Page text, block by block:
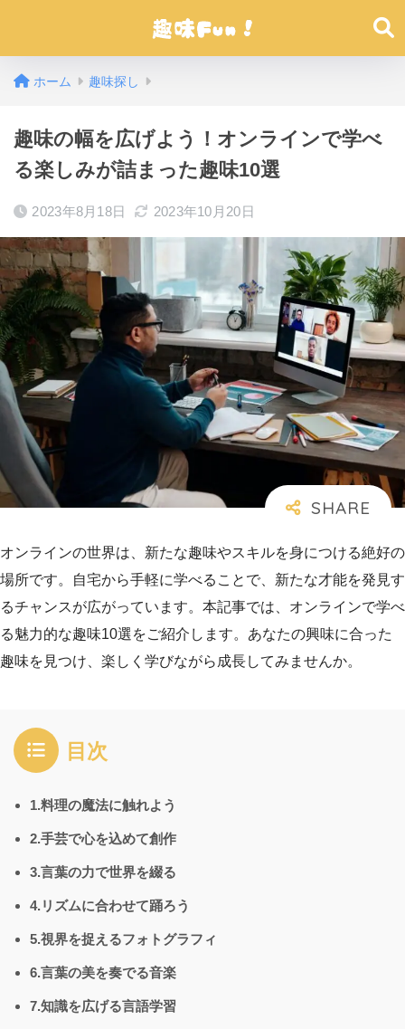
ホーム 趣味探し
趣味の幅を広げよう！オンラインで学べ
る楽しみが詰まった趣味10選
2023年8月18日 2023年10月20日
オンラインの世界は、新たな趣味やスキルを身につける絶好の
場所です。自宅から手軽に学べることで、新たな才能を発見す
るチャンスが広がっています。本記事では、オンラインで学べ
る魅力的な趣味10選をご紹介します。あなたの興味に合った
趣味を見つけ、楽しく学びながら成長してみませんか。
目次
1.料理の魔法に触れよう
2.手芸で心を込めて創作
3.言葉の力で世界を綴る
4.リズムに合わせて踊ろう
5.視界を捉えるフォトグラフィ
6.言葉の美を奏でる音楽
7.知識を広げる言語学習